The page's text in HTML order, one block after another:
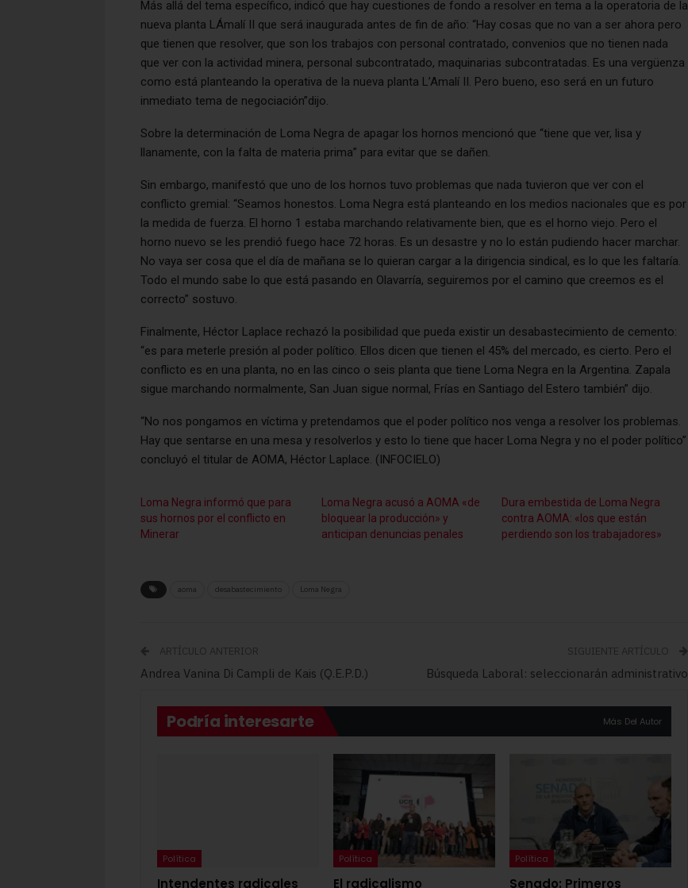
Más allá del tema específico, indicó que hay cuestiones de fondo a resolver en tema a la operatoria de la
nueva planta LÁmalí II que será inaugurada antes de fin de año: “Hay cosas que no van a ser ahora pero
que tienen que resolver, que son los trabajos con personal contratado, convenios que no tienen nada
que ver con la actividad minera, personal subcontratado, maquinarias subcontratadas. Es una vergüenza
como está planteando la operativa de la nueva planta L’Amalí II. Pero bueno, eso será en un futuro
inmediato tema de negociación”dijo.
Sobre la determinación de Loma Negra de apagar los hornos mencionó que “tiene que ver, lisa y
llanamente, con la falta de materia prima” para evitar que se dañen.
Sin embargo, manifestó que uno de los hornos tuvo problemas que nada tuvieron que ver con el
conflicto gremial: “Seamos honestos. Loma Negra está planteando en los medios nacionales que es por
la medida de fuerza. El horno 1 estaba marchando relativamente bien, que es el horno viejo. Pero el
horno nuevo se les prendió fuego hace 72 horas. Es un desastre y no lo están pudiendo hacer marchar.
No vaya ser cosa que el día de mañana se lo quieran cargar a la dirigencia sindical, es lo que les faltaría.
Todo el mundo sabe lo que está pasando en Olavarría, seguiremos por el camino que creemos es el
correcto” sostuvo.
Finalmente, Héctor Laplace rechazó la posibilidad que pueda existir un desabastecimiento de cemento:
“es para meterle presión al poder político. Ellos dicen que tienen el 45% del mercado, es cierto. Pero el
conflicto es en una planta, no en las cinco o seis planta que tiene Loma Negra en la Argentina. Zapala
sigue marchando normalmente, San Juan sigue normal, Frías en Santiago del Estero también” dijo.
“No nos pongamos en víctima y pretendamos que el poder político nos venga a resolver los problemas.
Hay que sentarse en una mesa y resolverlos y esto lo tiene que hacer Loma Negra y no el poder político”
concluyó el titular de AOMA, Héctor Laplace. (INFOCIELO)
Loma Negra informó que para
sus hornos por el conflicto en
Minerar
Loma Negra acusó a AOMA «de
bloquear la producción» y
anticipan denuncias penales
Dura embestida de Loma Negra
contra AOMA: «los que están
perdiendo son los trabajadores»
aoma desabastecimiento Loma Negra
ARTÍCULO ANTERIOR
Andrea Vanina Di Campli de Kais (Q.E.P.D.)
SIGUIENTE ARTÍCULO
Búsqueda Laboral: seleccionarán administrativo
Podría interesarte Más Del Autor
Política
Intendentes radicales
Política
El radicalismo
Política
Senado: Primeros